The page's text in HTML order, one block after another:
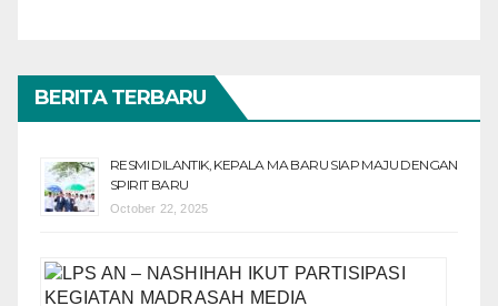
BERITA TERBARU
RESMI DILANTIK, KEPALA MA BARU SIAP MAJU DENGAN
SPIRIT BARU
October 22, 2025